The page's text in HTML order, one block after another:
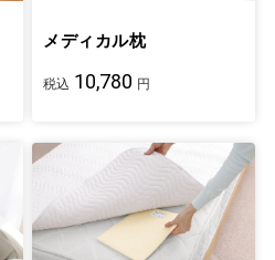
メディカル枕
税込 10,780 円